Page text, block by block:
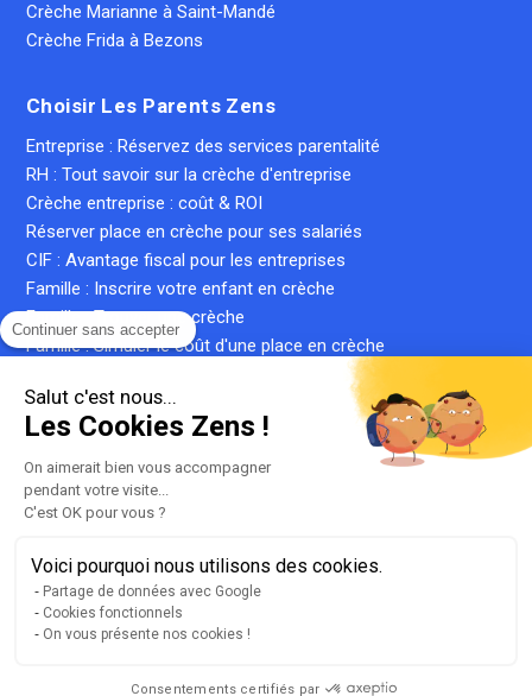
Continuer sans accepter
Salut c'est nous...
Les Cookies Zens !
On aimerait bien vous accompagner
pendant votre visite...
C'est OK pour vous ?
Voici pourquoi nous utilisons des cookies.
Partage de données avec Google
Cookies fonctionnels
On vous présente nos cookies !
Consentements certifiés par
Crèche Marianne à Saint-Mandé
Crèche Frida à Bezons
Choisir Les Parents Zens
Entreprise : Réservez des services parentalité
RH : Tout savoir sur la crèche d'entreprise
Crèche entreprise : coût & ROI
Réserver place en crèche pour ses salariés
CIF : Avantage fiscal pour les entreprises
Famille : Inscrire votre enfant en crèche
Famille : Trouver une crèche
Famille : Simuler le coût d'une place en crèche
Qu'est-ce qu'une crèche privée ?
Qu'est-ce qu'une micro-crèche ?
Liste de nos crèches
llms.txt
Mentions légales
Conditions générales d'utilisation